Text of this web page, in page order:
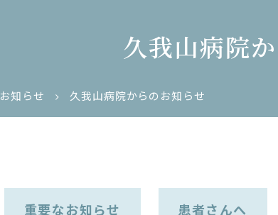
久我山病院
お知らせ 久我山病院からのお知らせ
重要なお知らせ 患者さんへ